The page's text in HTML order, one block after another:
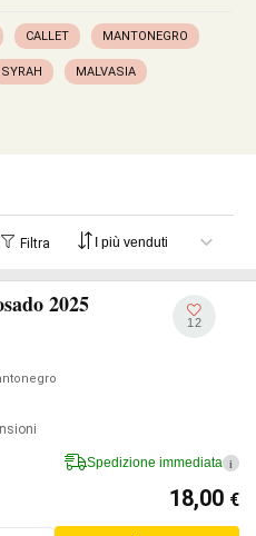
CALLET MANTONEGRO
SYRAH MALVASIA
Filtra
2025
12
Spedizione immediata i
18,00 €